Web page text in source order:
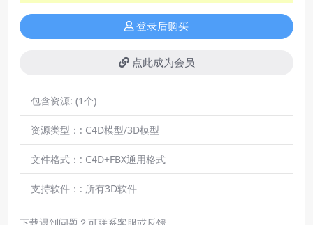
登录后购买
点此成为会员
包含资源: (1个)
资源类型：: C4D模型/3D模型
文件格式：: C4D+FBX通用格式
支持软件：: 所有3D软件